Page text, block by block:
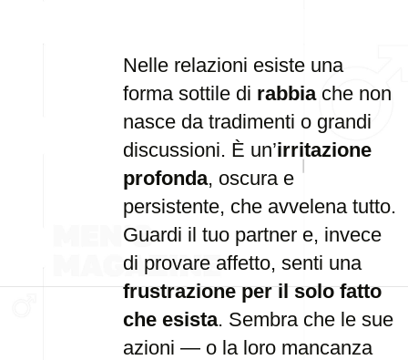
Nelle relazioni esiste una
forma sottile di rabbiache non
nasce da tradimenti o grandi
discussioni. È un’irritazione
profonda, oscura e
persistente, che avvelena tutto.
Guardi il tuo partner e, invece
di provare affetto, senti una
frustrazione per il solo fatto
che esista. Sembra che le sue
azioni — o la loro mancanza